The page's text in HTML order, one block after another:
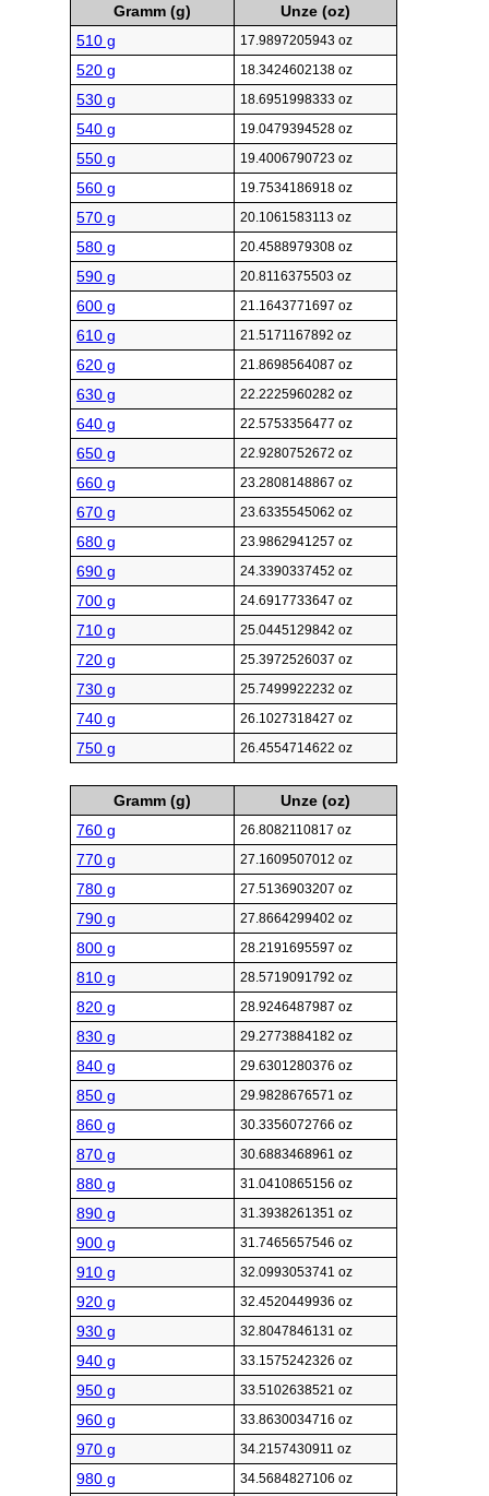
Gramm (g)
Unze (oz)
510 g
17.9897205943 oz
520 g 18.3424602138 oz
530 g 18.6951998333 oz
540 g 19.0479394528 oz
550 g 19.4006790723 oz
560 g 19.7534186918 oz
570 g 20.1061583113 oz
580 g 20.4588979308 oz
590 g 20.8116375503 oz
600 g 21.1643771697 oz
610 g 21.5171167892 oz
620 g 21.8698564087 oz
630 g 22.2225960282 oz
640 g 22.5753356477 oz
650 g 22.9280752672 oz
660 g 23.2808148867 oz
670 g 23.6335545062 oz
680 g 23.9862941257 oz
690 g 24.3390337452 oz
700 g 24.6917733647 oz
710 g 25.0445129842 oz
720 g 25.3972526037 oz
730 g 25.7499922232 oz
740 g 26.1027318427 oz
750 g 26.4554714622 oz
Gramm (g)
Unze (oz)
760 g
26.8082110817 oz
770 g 27.1609507012 oz
780 g 27.5136903207 oz
790 g 27.8664299402 oz
800 g 28.2191695597 oz
810 g 28.5719091792 oz
820 g 28.9246487987 oz
830 g 29.2773884182 oz
840 g 29.6301280376 oz
850 g 29.9828676571 oz
860 g 30.3356072766 oz
870 g 30.6883468961 oz
880 g 31.0410865156 oz
890 g 31.3938261351 oz
900 g 31.7465657546 oz
910 g 32.0993053741 oz
920 g 32.4520449936 oz
930 g 32.8047846131 oz
940 g 33.1575242326 oz
950 g 33.5102638521 oz
960 g 33.8630034716 oz
970 g 34.2157430911 oz
980 g 34.5684827106 oz